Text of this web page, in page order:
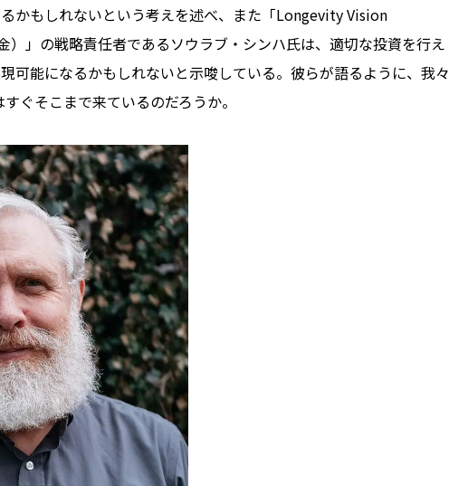
かもしれないという考えを述べ、また「Longevity Vision
）」の戦略責任者であるソウラブ・シンハ氏は、適切な投資を行え
可能になるかもしれないと示唆している。彼らが語るように、我々
ぐそこまで来ているのだろうか。